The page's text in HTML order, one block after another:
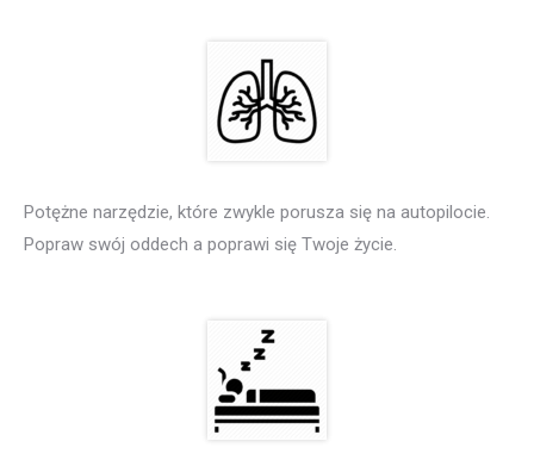
Potężne narzędzie, które zwykle porusza się na autopilocie.
Popraw swój oddech a poprawi się Twoje życie.